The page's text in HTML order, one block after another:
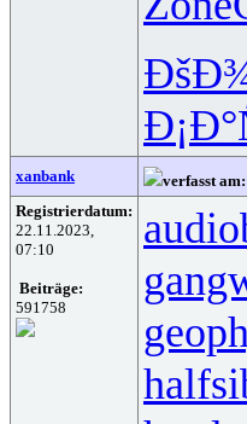
xanbank verfasst am:
Registrierdatum:
22.11.2023,
07:10
Beiträge:
591758